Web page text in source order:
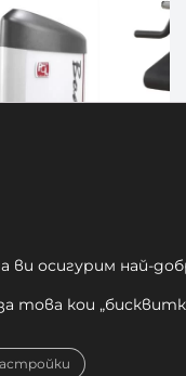
Body
ви осигурим най-
това кои